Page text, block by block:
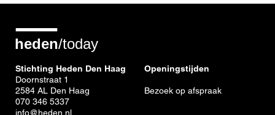
Stichting Heden Den Haag
Doornstraat 1
2584 AL Den Haag
070 346 5337
info@heden.nl
Openingstijden
Bezoek op afspraak